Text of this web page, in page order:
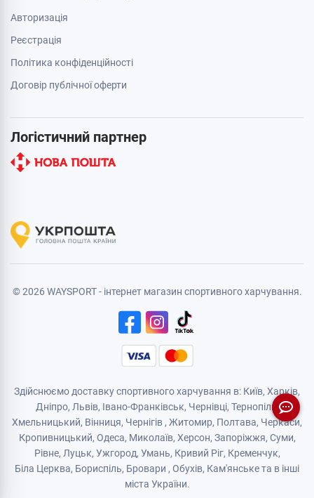
Авторизація
Реєстрація
Політика конфіденційності
Договір публічної оферти
Логістичний партнер
© 2026 WAYSPORT - інтернет магазин спортивного харчування.
Здійснюємо доставку спортивного харчування в: Київ, Харків,
Дніпро, Львів, Івано-Франківськ, Чернівці, Тернопіль
Хмельницький, Вінниця, Чернігів , Житомир, Полтава, Черкаси,
Кропивницький, Одеса, Миколаїв, Херсон, Запоріжжя, Суми,
Рівне, Луцьк, Ужгород, Умань, Кривий Ріг, Кременчук,
Біла Церква, Бориспіль, Бровари , Обухів, Кам'янськeта в інші
міста України.